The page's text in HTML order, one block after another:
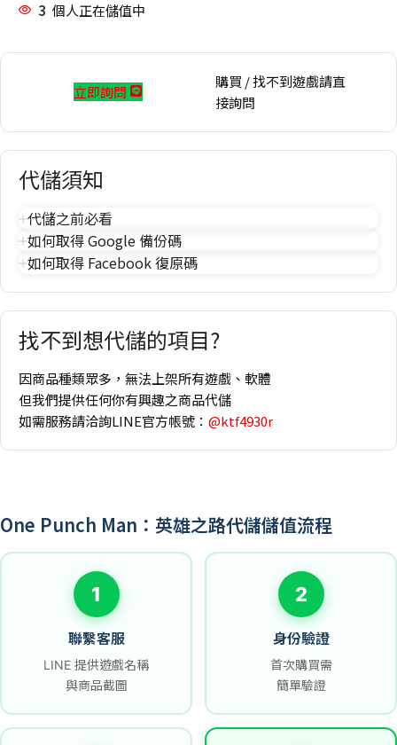
3 個人正在儲值中
立即詢問
購買 / 找不到遊戲請直
接詢問
代儲須知
代儲之前必看
如何取得 Google 備份碼
如何取得 Facebook 復原碼
找不到想代儲的項目?
因商品種類眾多，無法上架所有遊戲、軟體
但我們提供任何你有興趣之商品代儲
如需服務請洽詢LINE官方帳號： @ktf4930r
One Punch Man：英雄之路代儲儲值流程
1
聯繫客服
LINE 提供遊戲名稱
與商品截圖
2
身份驗證
首次購買需
簡單驗證